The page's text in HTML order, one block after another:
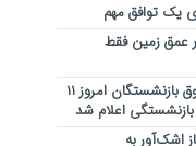
یک توافق مهم
عمق زمین فقط
فوری /متناسب سازی حقوق بازنشستگان امروز ۱۱
اعلام شد
اشک‌آور به